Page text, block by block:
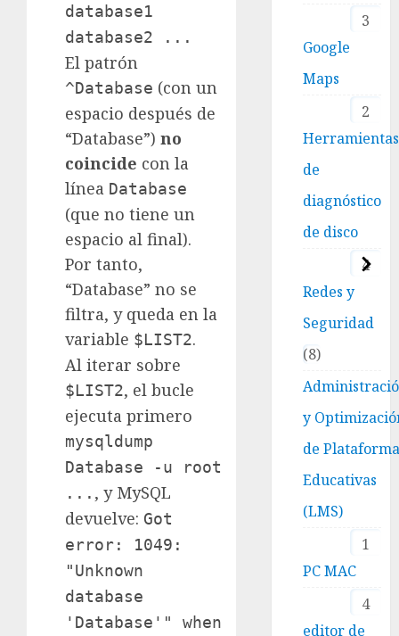
database1
database2 ...
El patrón
^Database (con un
espacio después de
“Database”) no
coincide con la
línea Database
(que no tiene un
espacio al final).
Por tanto,
“Database” no se
filtra, y queda en la
variable $LIST2.
Al iterar sobre
$LIST2, el bucle
ejecuta primero
mysqldump
Database -u root
... , y MySQL
devuelve: Got
error: 1049:
"Unknown
database
'Database'" when
3
Google
Maps
2
Herramientas
de
diagnóstico
de disco
4
Redes y
Seguridad
8
y
de
Educativas
(LMS)
1
PC MAC
4
editor de